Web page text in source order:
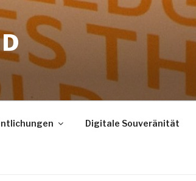
Digitale Souveränität